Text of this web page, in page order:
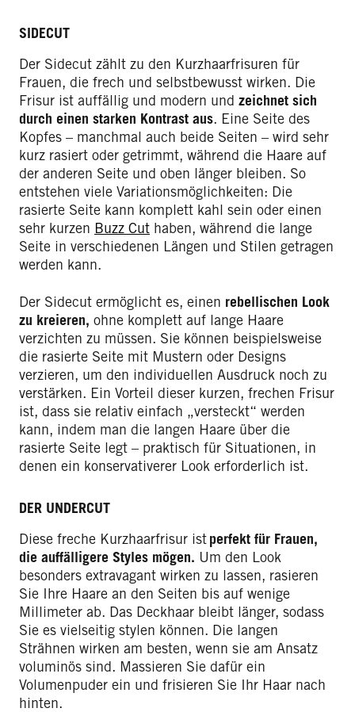
SIDECUT
Der Sidecut zählt zu den Kurzhaarfrisuren für
Frauen, die frech und selbstbewusst wirken. Die
Frisur ist auffällig und modern und zeichnet sich
durch einen starken Kontrast aus. Eine Seite des
Kopfes – manchmal auch beide Seiten – wird sehr
kurz rasiert oder getrimmt, während die Haare auf
der anderen Seite und oben länger bleiben. So
entstehen viele Variationsmöglichkeiten: Die
rasierte Seite kann komplett kahl sein oder einen
sehr kurzen Buzz Cut haben, während die lange
Seite in verschiedenen Längen und Stilen getragen
werden kann.
Der Sidecut ermöglicht es, einen rebellischen Look
zu kreieren, ohne komplett auf lange Haare
verzichten zu müssen. Sie können beispielsweise
die rasierte Seite mit Mustern oder Designs
verzieren, um den individuellen Ausdruck noch zu
verstärken. Ein Vorteil dieser kurzen, frechen Frisur
ist, dass sie relativ einfach „versteckt“ werden
kann, indem man die langen Haare über die
rasierte Seite legt – praktisch für Situationen, in
denen ein konservativerer Look erforderlich ist.
DER UNDERCUT
Diese freche Kurzhaarfrisur istperfekt für Frauen,
die auffälligere Styles mögen. Um den Look
besonders extravagant wirken zu lassen, rasieren
Sie Ihre Haare an den Seiten bis auf wenige
Millimeter ab. Das Deckhaar bleibt länger, sodass
Sie es vielseitig stylen können. Die langen
Strähnen wirken am besten, wenn sie am Ansatz
voluminös sind. Massieren Sie dafür ein
Volumenpuder ein und frisieren Sie Ihr Haar nach
hinten.